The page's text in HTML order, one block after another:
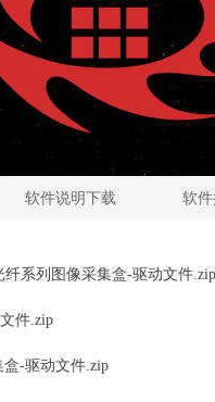
软件说明下载 软
纤系列图像采集盒-驱动文件.zip
件.zip
盒-驱动文件.zip